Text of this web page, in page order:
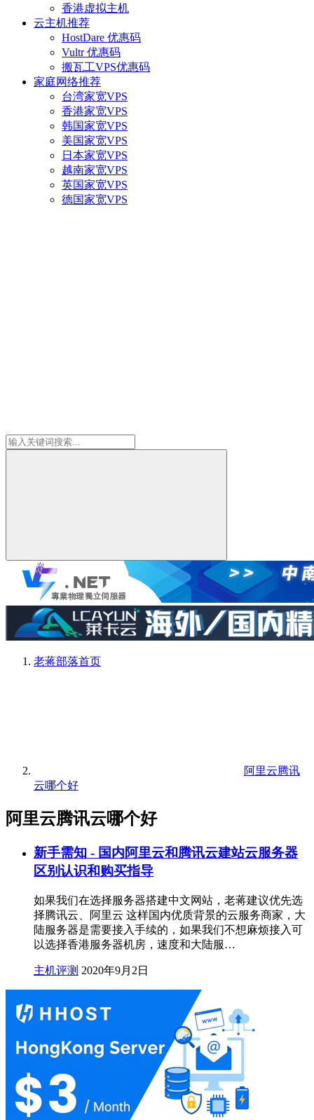
香港虚拟主机
云主机推荐
HostDare 优惠码
Vultr 优惠码
搬瓦工VPS优惠码
家庭网络推荐
台湾家宽VPS
香港家宽VPS
韩国家宽VPS
美国家宽VPS
日本家宽VPS
越南家宽VPS
英国家宽VPS
德国家宽VPS
老蒋部落首页
阿里云腾讯
云哪个好
阿里云腾讯云哪个好
新手需知 - 国内阿里云和腾讯云建站云服务器
区别认识和购买指导
如果我们在选择服务器搭建中文网站，老蒋建议优先选
择腾讯云、阿里云 这样国内优质背景的云服务商家，大
陆服务器是需要接入手续的，如果我们不想麻烦接入可
以选择香港服务器机房，速度和大陆服…
主机评测 2020年9月2日